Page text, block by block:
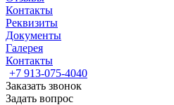
Контакты
Реквизиты
Документы
Галерея
Контакты
+7 913-075-4040
Заказать звонок
Задать вопрос